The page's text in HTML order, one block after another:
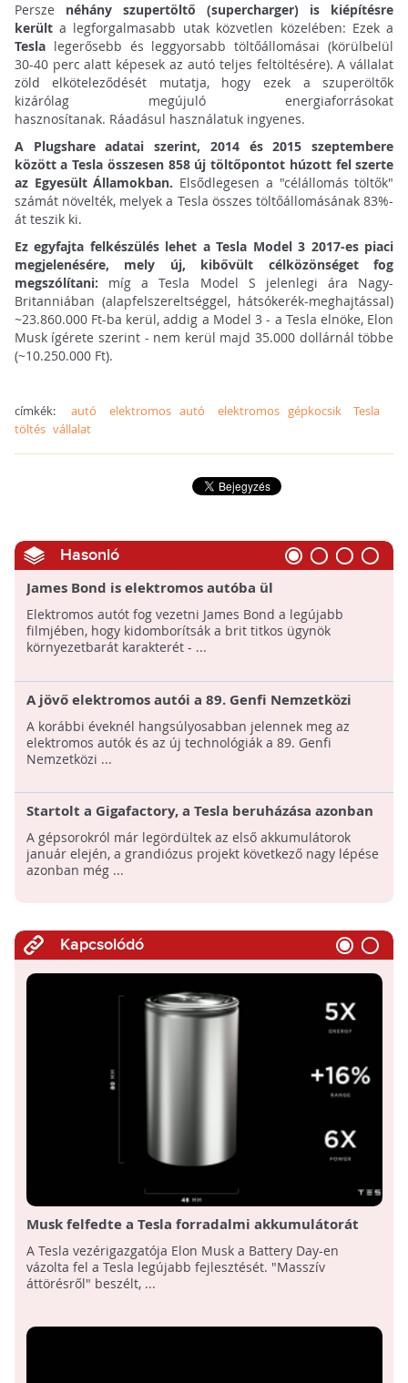
Persze néhány
szupertöltő (supercharger) is kiépítésre
kerülta legforgalmasabb utak közvetlen közelében: Ezek a
Teslalegerősebb és leggyorsabb töltőállomásai (körülbelül
30-40 perc alatt képesek az autó teljes feltöltésére). A vállalat
zöld elköteleződését mutatja, hogy ezek a szuperöltők
kizárólag megújuló energiaforrásokat
hasznosítanak. Ráadásul használatuk ingyenes.
A Plugshare adatai szerint, 2014 és 2015 szeptembere
között a Tesla összesen 858 új töltőpontot húzott fel szerte
az Egyesült Államokban. Elsődlegesen a "célállomás töltők"
számát növelték, melyek a Tesla összes töltőállomásának 83%-
át teszik ki.
Ez egyfajta felkészülés lehet a Tesla Model 3 2017-es piaci
megjelenésére, mely új, kibővült célközönséget fog
megszólítani: míg a Tesla Model S jelenlegi ára Nagy-
Britanniában (alapfelszereltséggel, hátsókerék-meghajtással)
~23.860.000 Ft-ba kerül, addig a Model 3 - a Tesla elnöke, Elon
Musk ígérete szerint - nem kerül majd 35.000 dollárnál többe
(~10.250.000 Ft).
címkék:autó elektromos autó elektromos gépkocsik
Tesla
töltés vállalat
Hasonló
James Bond is elektromos autóba ül
Elektromos autót fog vezetni James Bond a legújabb
filmjében, hogy kidomborítsák a brit titkos ügynök
környezetbarát karakterét - ...
A jövő elektromos autói a 89. Genfi Nemzetközi
Autókiállításon
A korábbi éveknél hangsúlyosabban jelennek meg az
elektromos autók és az új technológiák a 89. Genfi
Nemzetközi ...
Startolt a Gigafactory, a Tesla beruházása azonban
még nem ért a végéhez: Ez a gyár fog rendelkezni a
világ legnagyobb, tetőre szerelt
napelemrendszerével!
A gépsorokról már legördültek az első akkumulátorok
január elején, a grandiózus projekt következő nagy lépése
azonban még ...
Kapcsolódó
Musk felfedte a Tesla forradalmi akkumulátorát
A Tesla vezérigazgatója Elon Musk a Battery Day-en
vázolta fel a Tesla legújabb fejlesztését. "Masszív
áttörésről" beszélt, ...